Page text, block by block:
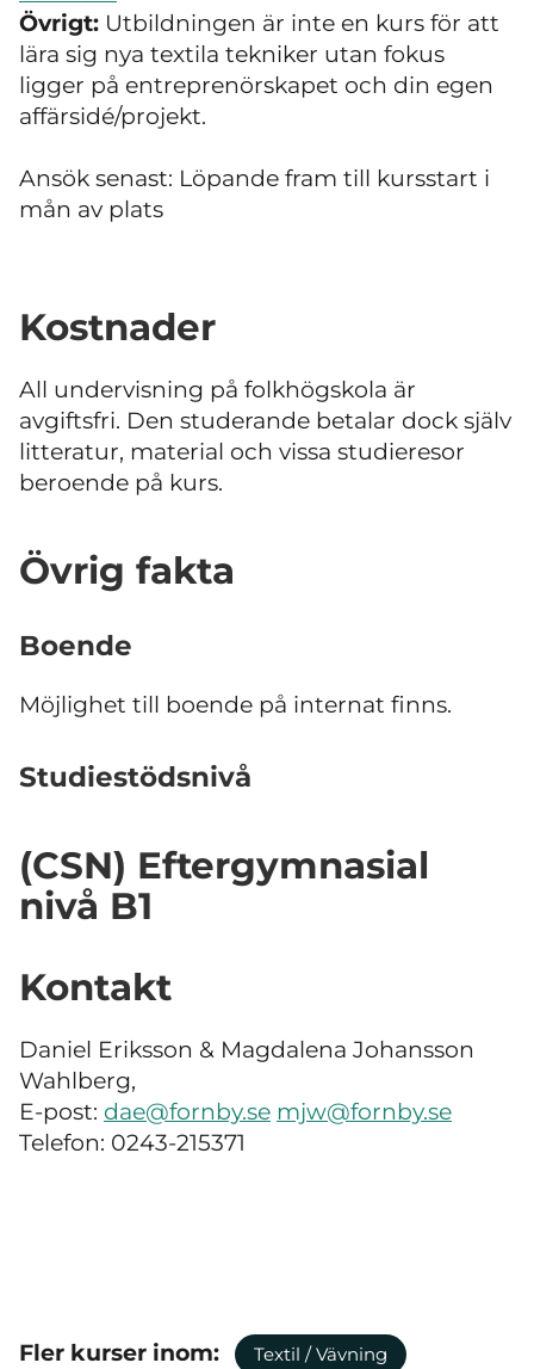
Övrigt: Utbildningen är inte en kurs för att
lära sig nya textila tekniker utan fokus
ligger på entreprenörskapet och din egen
affärsidé/projekt.
Ansök senast: Löpande fram till kursstart i
mån av plats
Kostnader
All undervisning på folkhögskola är
avgiftsfri. Den studerande betalar dock själv
litteratur, material och vissa studieresor
beroende på kurs.
Övrig fakta
Boende
Möjlighet till boende på internat finns.
Studiestödsnivå
(CSN) Eftergymnasial
nivå B1
Kontakt
Daniel Eriksson & Magdalena Johansson
Wahlberg,
E-post: dae@fornby.se mjw@fornby.se
Telefon: 0243-215371
Fler kurser inom: Textil / Vävning